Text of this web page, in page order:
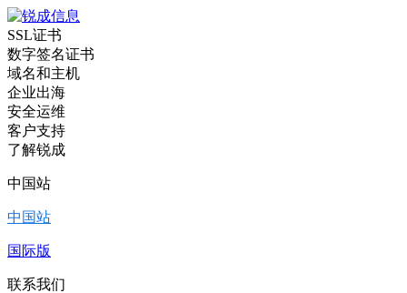
SSL证书
数字签名证书
域名和主机
企业出海
安全运维
客户支持
了解锐成
中国站
中国站
国际版
联系我们